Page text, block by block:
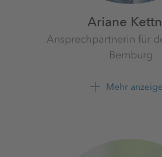
Ariane
Ansprechpartnerin für
Bernburg
Werk Bernburg
K+S
Mehr